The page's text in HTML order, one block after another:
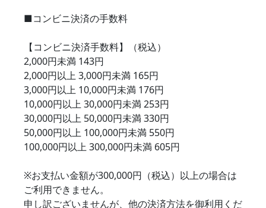
■コンビニ決済の手数料
【コンビニ決済手数料】（税込）
2,000円未満 143円
2,000円以上 3,000円未満 165円
3,000円以上 10,000円未満 176円
10,000円以上 30,000円未満 253円
30,000円以上 50,000円未満 330円
50,000円以上 100,000円未満 550円
100,000円以上 300,000円未満 605円
※お支払い金額が300,000円（税込）以上の場合は
ご利用できません。
申し訳ございませんが、他の決済方法を御利用くだ